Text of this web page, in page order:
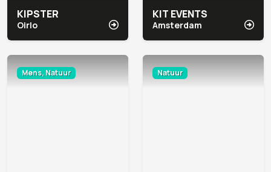
KIPSTER
Oirlo
KIT EVENTS
Amsterdam
Mens, Natuur Natuur